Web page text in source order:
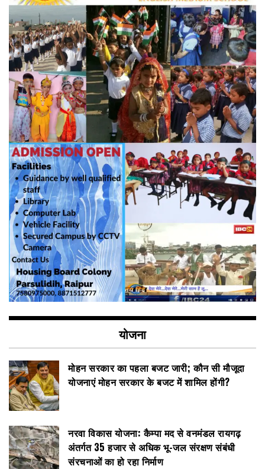
योजना
मोहन सरकार का पहला बजट जारी; कौन सी मौजूदा
योजनाएं मोहन सरकार के बजट में शामिल होंगी?
नरवा विकास योजना: कैम्पा मद से वनमंडल रायगढ़
अंतर्गत 35 हजार से अधिक भू-जल संरक्षण संबंधी
संरचनाओं का हो रहा निर्माण